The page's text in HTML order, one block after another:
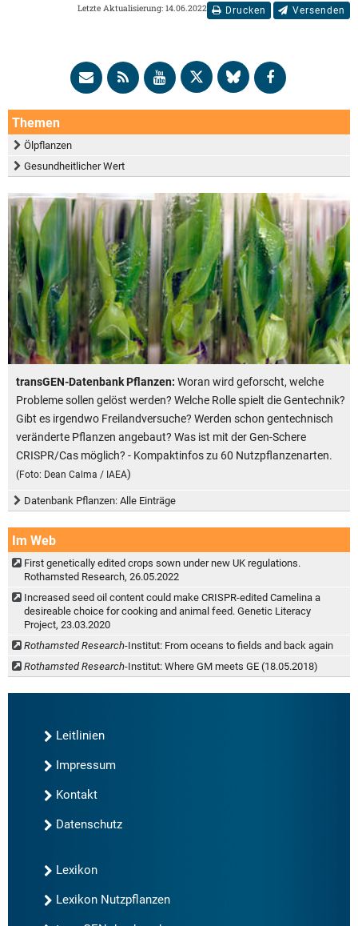
Drucken Versenden
Letzte Aktualisierung: 14.06.2022
Themen
Ölpflanzen
Gesundheitlicher Wert
transGEN-Datenbank Pflanzen: Woran wird geforscht, welche
Probleme sollen gelöst werden? Welche Rolle spielt die Gentechnik?
Gibt es irgendwo Freilandversuche? Werden schon gentechnisch
veränderte Pflanzen angebaut? Was ist mit der Gen-Schere
CRISPR/Cas möglich? - Kompaktinfos zu 60 Nutzpflanzenarten.
(Foto: Dean Calma / IAEA)
Datenbank Pflanzen: Alle Einträge
Im Web
First genetically edited crops sown under new UK regulations.
Rothamsted Research, 26.05.2022
Increased seed oil content could make CRISPR-edited Camelina a
desireable choice for cooking and animal feed. Genetic Literacy
Project, 23.03.2020
Rothamsted Research-Institut: From oceans to fields and back again
Rothamsted Research-Institut: Where GM meets GE (18.05.2018)
Leitlinien
Impressum
Kontakt
Datenschutz
Lexikon
Lexikon Nutzpflanzen